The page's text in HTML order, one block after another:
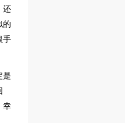
还
的
手
是
幸